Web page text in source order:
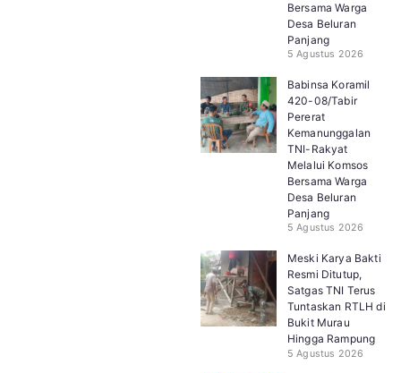
Bersama Warga
Desa Beluran
Panjang
5 Agustus 2026
Babinsa Koramil
420-08/Tabir
Pererat
Kemanunggalan
TNI-Rakyat
Melalui Komsos
Bersama Warga
Desa Beluran
Panjang
5 Agustus 2026
Meski Karya Bakti
Resmi Ditutup,
Satgas TNI Terus
Tuntaskan RTLH di
Bukit Murau
Hingga Rampung
5 Agustus 2026